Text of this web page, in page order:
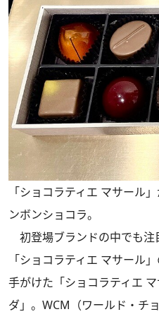
「ショコラティエ マサール
ンボンショコラ。
初登場ブランドの中でも注
「ショコラティエ マサール
手がけた「ショコラティエ
ダ」。WCM（ワールド・チ